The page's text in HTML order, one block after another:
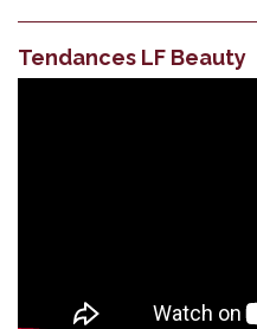
Tendances LF Beauty